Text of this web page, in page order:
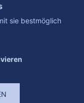
sie bestmöglich